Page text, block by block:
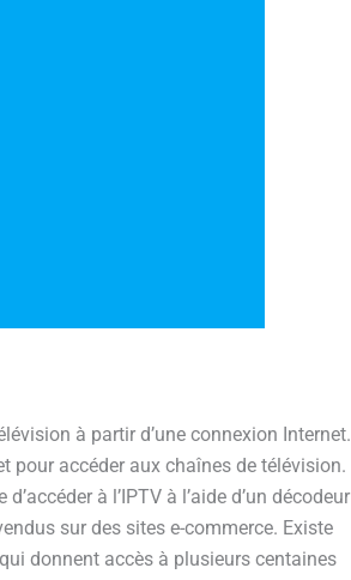
à partir d’une connexion Internet.
pour accéder aux chaînes de télévision.
à l’IPTV à l’aide d’un décodeur
sur des sites e-commerce. Existe
donnent accès à plusieurs centaines